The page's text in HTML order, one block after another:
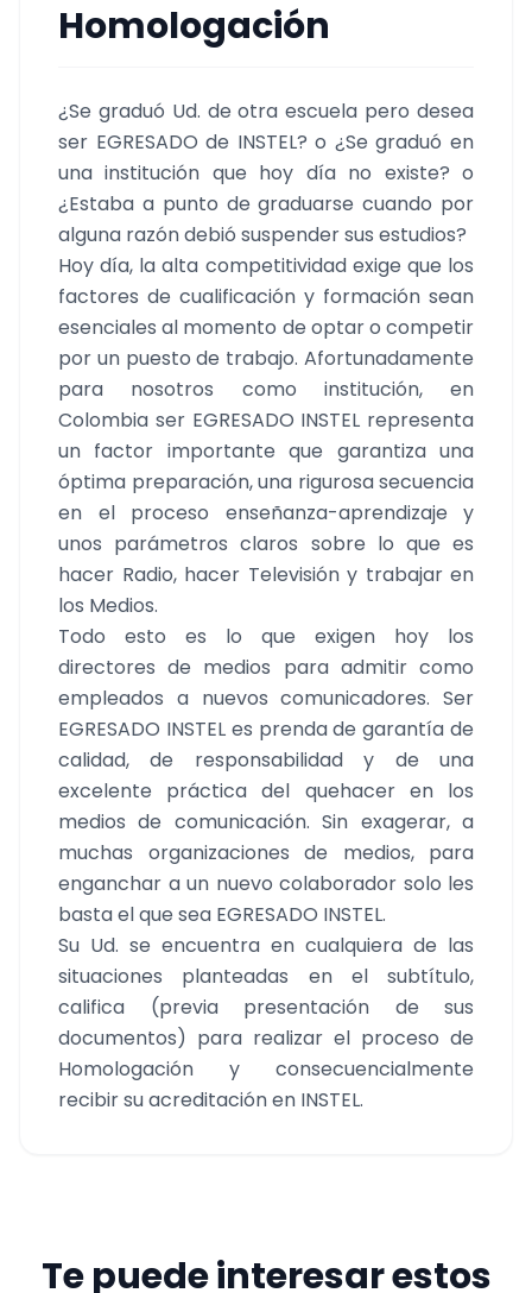
Homologación
¿Se graduó Ud. de otra escuela pero desea
ser EGRESADO de INSTEL? o ¿Se graduó en
una institución que hoy día no existe? o
¿Estaba a punto de graduarse cuando por
alguna razón debió suspender sus estudios?
Hoy día, la alta competitividad exige que los
factores de cualificación y formación sean
esenciales al momento de optar o competir
por un puesto de trabajo. Afortunadamente
para nosotros como institución, en
Colombia ser EGRESADO INSTEL representa
un factor importante que garantiza una
óptima preparación, una rigurosa secuencia
en el proceso enseñanza-aprendizaje y
unos parámetros claros sobre lo que es
hacer Radio, hacer Televisión y trabajar en
los Medios.
Todo esto es lo que exigen hoy los
directores de medios para admitir como
empleados a nuevos comunicadores. Ser
EGRESADO INSTEL es prenda de garantía de
calidad, de responsabilidad y de una
excelente práctica del quehacer en los
medios de comunicación. Sin exagerar, a
muchas organizaciones de medios, para
enganchar a un nuevo colaborador solo les
basta el que sea EGRESADO INSTEL.
Su Ud. se encuentra en cualquiera de las
situaciones planteadas en el subtítulo,
califica (previa presentación de sus
documentos) para realizar el proceso de
Homologación y consecuencialmente
recibir su acreditación en INSTEL.
Te puede interesar estos